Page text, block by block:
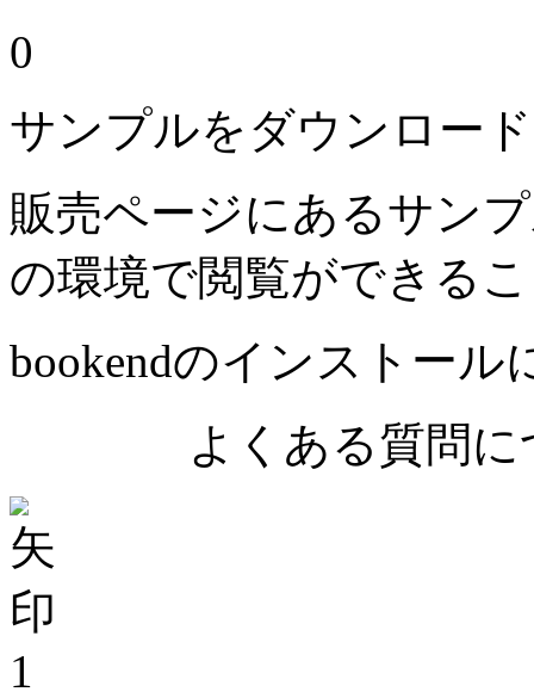
0
サンプルをダウンロー
販売ページにあるサン
の環境で閲覧ができる
bookendのインストール
よくある質問に
1